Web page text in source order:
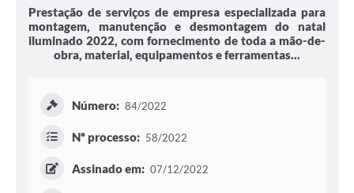
Prestação de serviços de empresa especializada para
montagem, manutenção e desmontagem do natal
iluminado 2022, com fornecimento de toda a mão-de-
obra, material, equipamentos e ferramentas...
Número: 84/2022
Nº processo: 58/2022
Assinado em: 07/12/2022